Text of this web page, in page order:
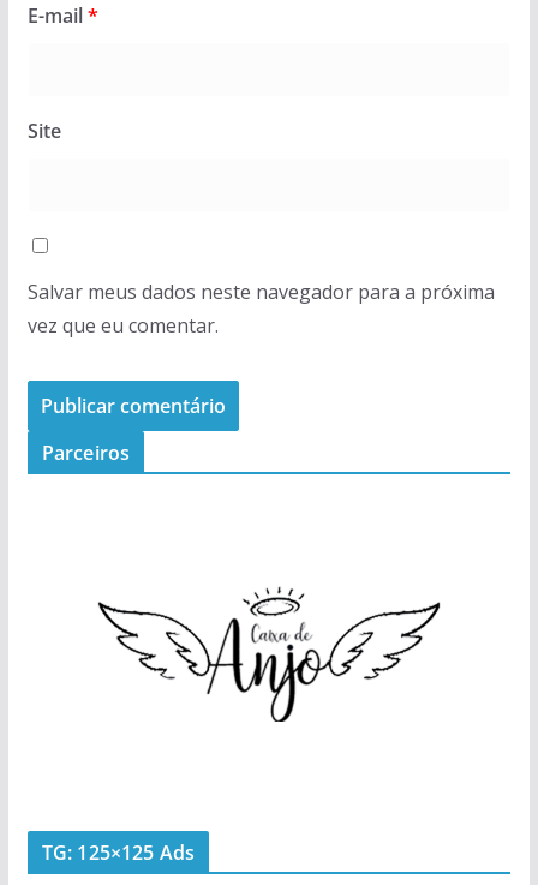
E-mail*
Site
Salvar meus dados neste navegador para a próxima
vez que eu comentar.
Parceiros
TG: 125×125 Ads